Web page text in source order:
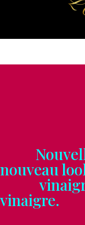
nouveau
vinaigre.